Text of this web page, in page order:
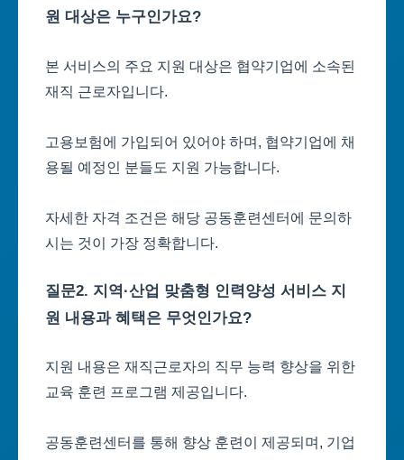
원 대상은 누구인가요?
본 서비스의 주요 지원 대상은 협약기업에 소속된
재직 근로자입니다.
고용보험에 가입되어 있어야 하며, 협약기업에 채
용될 예정인 분들도 지원 가능합니다.
자세한 자격 조건은 해당 공동훈련센터에 문의하
시는 것이 가장 정확합니다.
질문2. 지역·산업 맞춤형 인력양성 서비스 지
원 내용과 혜택은 무엇인가요?
지원 내용은 재직근로자의 직무 능력 향상을 위한
교육 훈련 프로그램 제공입니다.
공동훈련센터를 통해 향상 훈련이 제공되며, 기업